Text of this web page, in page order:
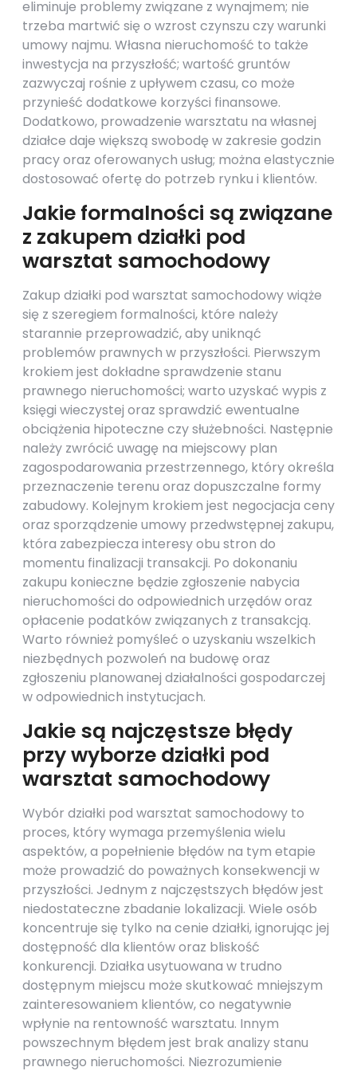
eliminuje problemy związane z wynajmem; nie
trzeba martwić się o wzrost czynszu czy warunki
umowy najmu. Własna nieruchomość to także
inwestycja na przyszłość; wartość gruntów
zazwyczaj rośnie z upływem czasu, co może
przynieść dodatkowe korzyści finansowe.
Dodatkowo, prowadzenie warsztatu na własnej
działce daje większą swobodę w zakresie godzin
pracy oraz oferowanych usług; można elastycznie
dostosować ofertę do potrzeb rynku i klientów.
Jakie formalności są związane
z zakupem działki pod
warsztat samochodowy
Zakup działki pod warsztat samochodowy wiąże
się z szeregiem formalności, które należy
starannie przeprowadzić, aby uniknąć
problemów prawnych w przyszłości. Pierwszym
krokiem jest dokładne sprawdzenie stanu
prawnego nieruchomości; warto uzyskać wypis z
księgi wieczystej oraz sprawdzić ewentualne
obciążenia hipoteczne czy służebności. Następnie
należy zwrócić uwagę na miejscowy plan
zagospodarowania przestrzennego, który określa
przeznaczenie terenu oraz dopuszczalne formy
zabudowy. Kolejnym krokiem jest negocjacja ceny
oraz sporządzenie umowy przedwstępnej zakupu,
która zabezpiecza interesy obu stron do
momentu finalizacji transakcji. Po dokonaniu
zakupu konieczne będzie zgłoszenie nabycia
nieruchomości do odpowiednich urzędów oraz
opłacenie podatków związanych z transakcją.
Warto również pomyśleć o uzyskaniu wszelkich
niezbędnych pozwoleń na budowę oraz
zgłoszeniu planowanej działalności gospodarczej
w odpowiednich instytucjach.
Jakie są najczęstsze błędy
przy wyborze działki pod
warsztat samochodowy
Wybór działki pod warsztat samochodowy to
proces, który wymaga przemyślenia wielu
aspektów, a popełnienie błędów na tym etapie
może prowadzić do poważnych konsekwencji w
przyszłości. Jednym z najczęstszych błędów jest
niedostateczne zbadanie lokalizacji. Wiele osób
koncentruje się tylko na cenie działki, ignorując jej
dostępność dla klientów oraz bliskość
konkurencji. Działka usytuowana w trudno
dostępnym miejscu może skutkować mniejszym
zainteresowaniem klientów, co negatywnie
wpłynie na rentowność warsztatu. Innym
powszechnym błędem jest brak analizy stanu
prawnego nieruchomości. Niezrozumienie